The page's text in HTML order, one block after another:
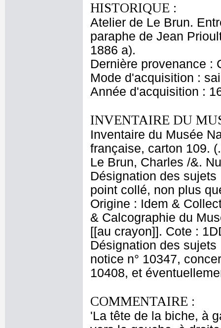
HISTORIQUE :
Atelier de Le Brun.
paraphe de Jean
1886 a).
Dernière provenance :
Mode d'acquisition :
Année d'acquisition :
INVENTAIRE DU
Inventaire du Musée
française, carton 109.
Le Brun, Charles /&.
Désignation des
point collé, non plus
Origine : Idem &
& Calcographie du
[[au crayon]]. Cote :
Désignation des
notice n° 10347,
10408, et
COMMENTAIRE :
'La tête de la biche, à